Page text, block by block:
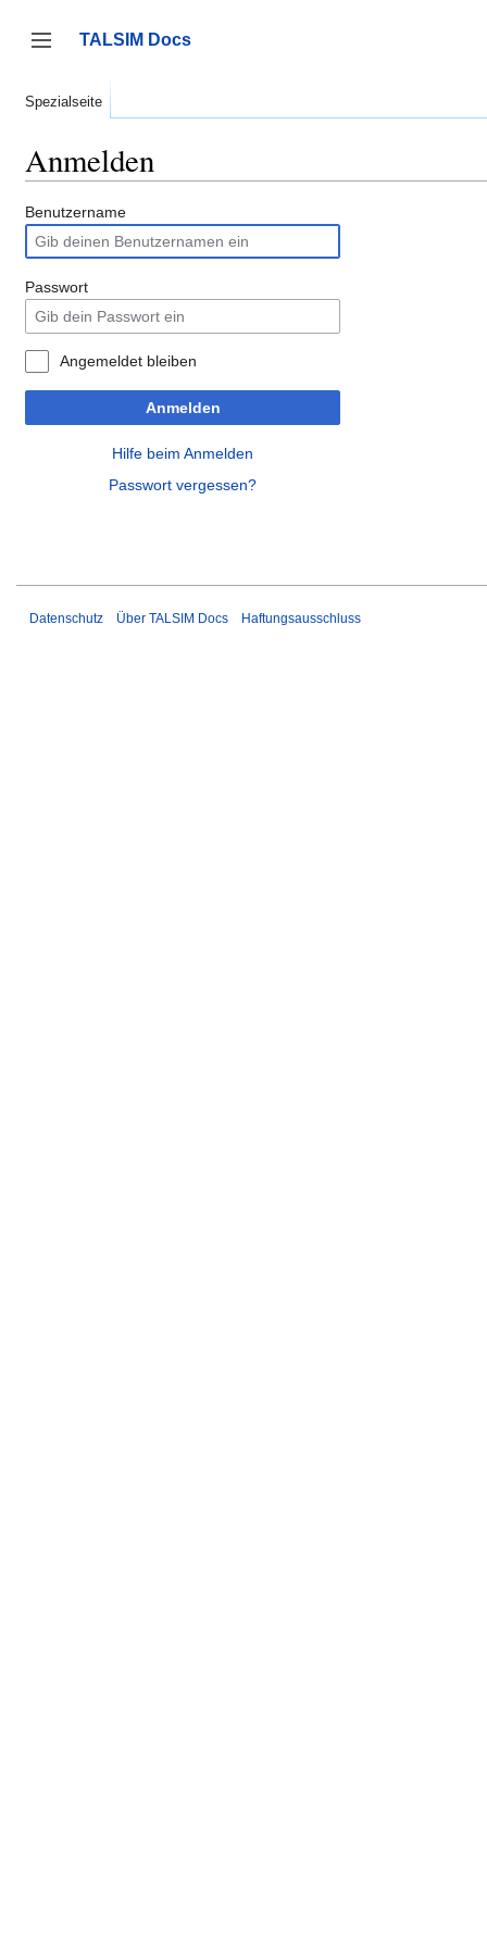
springen
Seitenleiste umschalten
TALSIM Docs
Spezialseite
Anmelden
Benutzername
Passwort
Angemeldet bleiben
Anmelden
Hilfe beim Anmelden
Passwort vergessen?
Datenschutz Über TALSIM Docs Haftungsausschluss